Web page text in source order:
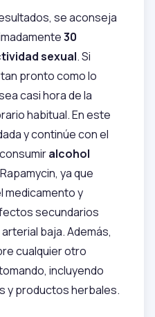
se aconseja
30
sexual. Si
pronto como lo
casi hora de la
habitual. En este
y continúe con el
alcohol
ya que
medicamento y
secundarios
baja. Además,
cualquier otro
incluyendo
y productos herbales.